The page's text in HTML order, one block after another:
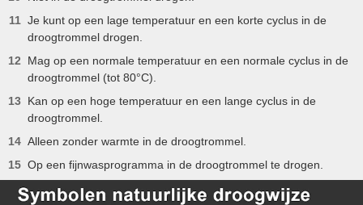
Je kunt op een lage temperatuur en een korte cyclus in de
droogtrommel drogen.
Mag op een normale temperatuur en een normale cyclus in de
droogtrommel (tot 80°C).
Kan op een hoge temperatuur en een lange cyclus in de
droogtrommel.
Alleen zonder warmte in de droogtrommel.
Op een fijnwasprogramma in de droogtrommel te drogen.